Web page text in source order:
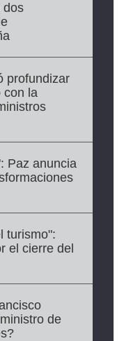
dos
profundizar
con la
Paz anuncia
turismo":
el cierre del
de